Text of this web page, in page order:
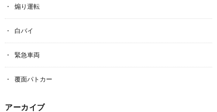
煽り運転
白バイ
緊急車両
覆面パトカー
アーカイブ